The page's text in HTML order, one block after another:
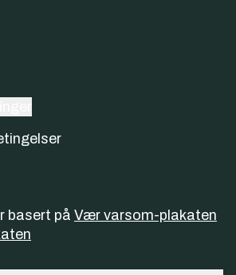
basert på Vær varsom-plakaten